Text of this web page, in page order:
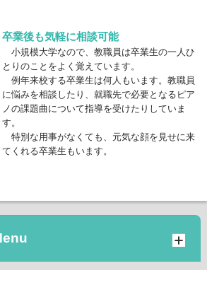
卒業後も気軽に相談可能
小規模大学なので、教職員は卒業生の一人ひ
とりのことをよく覚えています。
例年来校する卒業生は何人もいます。教職員
に悩みを相談したり、就職先で必要となるピア
ノの課題曲について指導を受けたりしていま
す。
特別な用事がなくても、元気な顔を見せに来
てくれる卒業生もいます。